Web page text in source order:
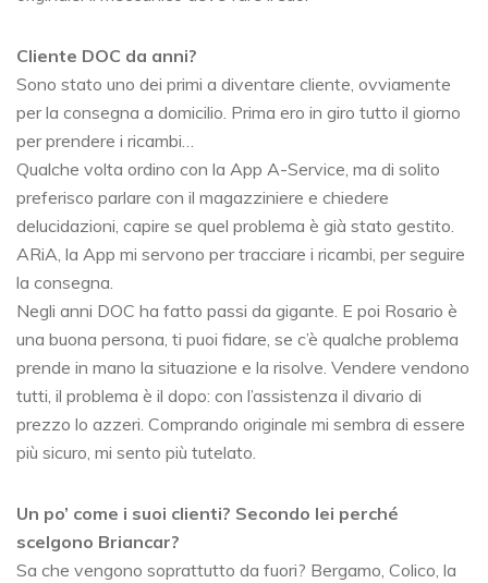
Cliente DOC da anni?
Sono stato uno dei primi a diventare cliente, ovviamente
per la consegna a domicilio. Prima ero in giro tutto il giorno
per prendere i ricambi…
Qualche volta ordino con la App A-Service, ma di solito
preferisco parlare con il magazziniere e chiedere
delucidazioni, capire se quel problema è già stato gestito.
ARiA, la App mi servono per tracciare i ricambi, per seguire
la consegna.
Negli anni DOC ha fatto passi da gigante. E poi Rosario è
una buona persona, ti puoi fidare, se c’è qualche problema
prende in mano la situazione e la risolve. Vendere vendono
tutti, il problema è il dopo: con l’assistenza il divario di
prezzo lo azzeri. Comprando originale mi sembra di essere
più sicuro, mi sento più tutelato.
Un po’ come i suoi clienti? Secondo lei perché
scelgono Briancar?
Sa che vengono soprattutto da fuori? Bergamo, Colico, la